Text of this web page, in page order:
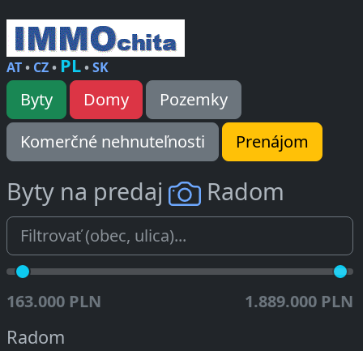
AT• CZ• PL•SK
Byty Domy
Pozemky
Komerčné nehnuteľnosti
Prenájom
Byty na predaj Radom
163.000 PLN 1.889.000 PLN
Radom